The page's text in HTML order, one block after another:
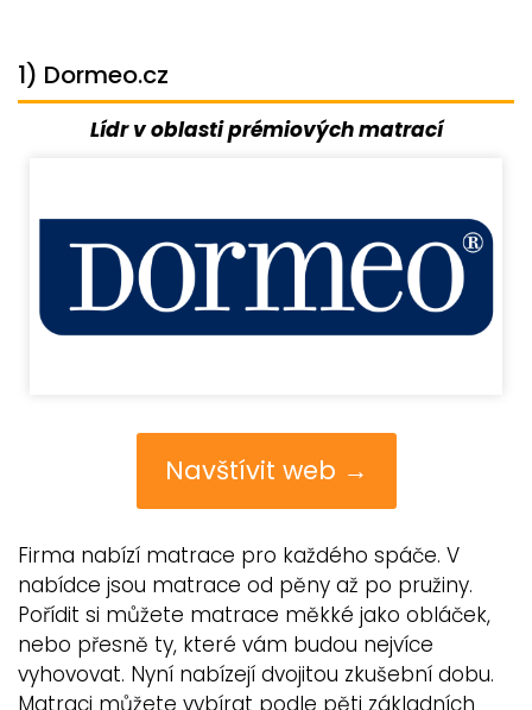
1) Dormeo.cz
Lídr v oblasti prémiových matrací
Navštívit web →
Firma nabízí matrace pro každého spáče. V
nabídce jsou matrace od pěny až po pružiny.
Pořídit si můžete matrace měkké jako obláček,
nebo přesně ty, které vám budou nejvíce
vyhovovat. Nyní nabízejí dvojitou zkušební dobu.